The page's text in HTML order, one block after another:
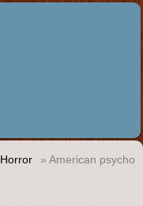
Horror » American psycho